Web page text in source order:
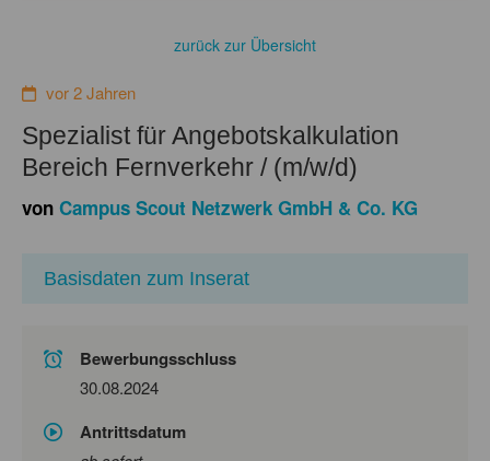
zurück zur Übersicht
vor 2 Jahren
Spezialist für Angebotskalkulation
Bereich Fernverkehr / (m/w/d)
von Campus Scout Netzwerk GmbH & Co. KG
Basisdaten zum Inserat
Bewerbungsschluss
30.08.2024
Antrittsdatum